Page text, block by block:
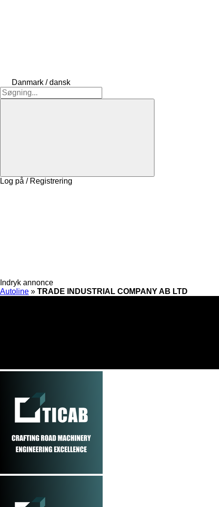
Danmark / dansk
Log på / Registrering
Indryk annonce
Autoline » TRADE INDUSTRIAL COMPANY AB LTD